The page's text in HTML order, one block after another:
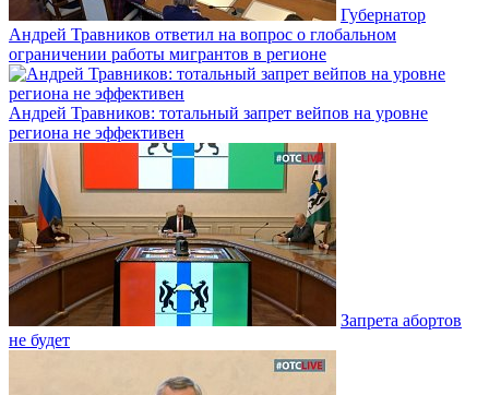
Губернатор
Андрей Травников ответил на вопрос о глобальном
ограничении работы мигрантов в регионе
Андрей Травников: тотальный запрет вейпов на уровне
региона не эффективен
Запрета абортов
не будет